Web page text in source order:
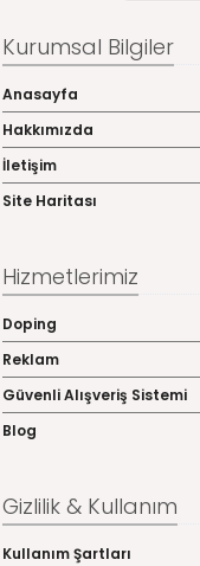
Kurumsal Bilgiler
Anasayfa
Hakkımızda
İletişim
Site Haritası
Hizmetlerimiz
Doping
Reklam
Güvenli Alışveriş Sistemi
Blog
Gizlilik & Kullanım
Kullanım Şartları